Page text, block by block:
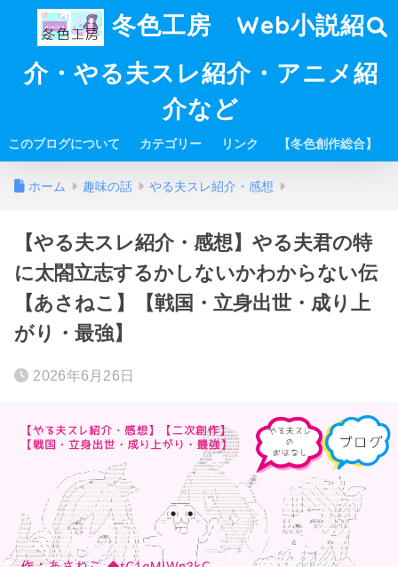
冬色工房 Web小説紹
介・やる夫スレ紹介・アニメ紹
介など
このブログについて カテゴリー リンク 【冬色創作総合】
ホーム 趣味の話 やる夫スレ紹介・感想
【やる夫スレ紹介・感想】やる夫君の特
に太閤立志するかしないかわからない伝
【あさねこ】【戦国・立身出世・成り上
がり・最強】
2026年6月26日